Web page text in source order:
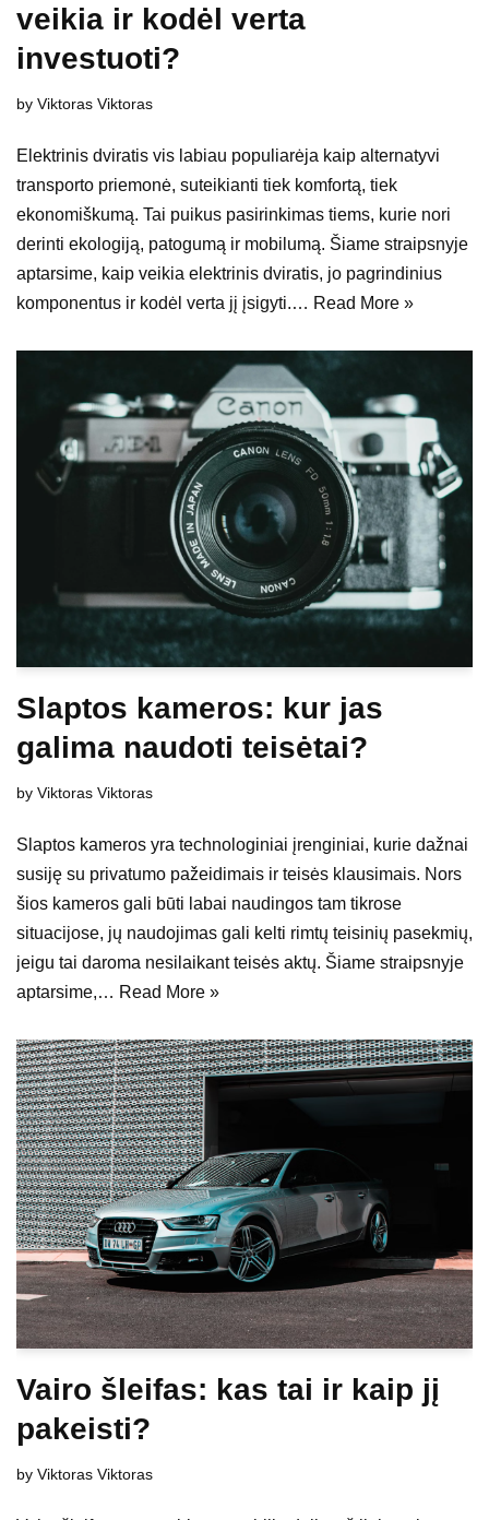
veikia ir kodėl verta
investuoti?
by Viktoras Viktoras
Elektrinis dviratis vis labiau populiarėja kaip alternatyvi
transporto priemonė, suteikianti tiek komfortą, tiek
ekonomiškumą. Tai puikus pasirinkimas tiems, kurie nori
derinti ekologiją, patogumą ir mobilumą. Šiame straipsnyje
aptarsime, kaip veikia elektrinis dviratis, jo pagrindinius
komponentus ir kodėl verta jį įsigyti.… Read More »
Slaptos kameros: kur jas
galima naudoti teisėtai?
by Viktoras Viktoras
Slaptos kameros yra technologiniai įrenginiai, kurie dažnai
susiję su privatumo pažeidimais ir teisės klausimais. Nors
šios kameros gali būti labai naudingos tam tikrose
situacijose, jų naudojimas gali kelti rimtų teisinių pasekmių,
jeigu tai daroma nesilaikant teisės aktų. Šiame straipsnyje
aptarsime,… Read More »
Vairo šleifas: kas tai ir kaip jį
pakeisti?
by Viktoras Viktoras